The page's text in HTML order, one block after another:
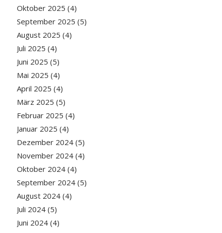
Oktober 2025 (4)
September 2025 (5)
August 2025 (4)
Juli 2025 (4)
Juni 2025 (5)
Mai 2025 (4)
April 2025 (4)
März 2025 (5)
Februar 2025 (4)
Januar 2025 (4)
Dezember 2024(5)
November 2024(4)
Oktober 2024(4)
September 2024(5)
August 2024(4)
Juli 2024(5)
Juni 2024(4)